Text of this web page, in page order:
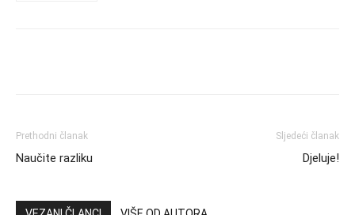
Prethodni članak
Naučite razliku
Sljedeći članak
Djeluje!